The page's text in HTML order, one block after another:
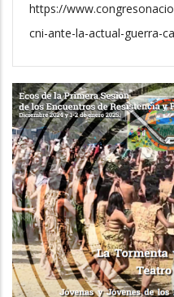
https://
cni-ante-la-actual-guerra-